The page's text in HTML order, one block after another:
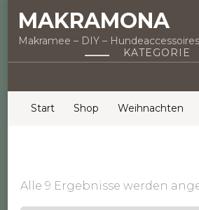
MAKRAMONA
Makramee – DIY – Hundeaccessoires
KATEGORIE
Start Shop Weihnachten
Alle 9 Ergebnisse werden